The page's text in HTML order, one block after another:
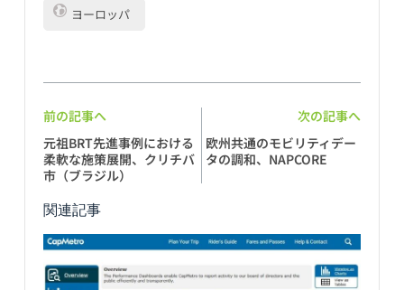
ヨーロッパ
前の記事へ
次の記事へ
元祖BRT先進事例における
柔軟な施策展開、クリチバ
市（ブラジル）
欧州共通のモビリティデー
タの調和、NAPCORE
関連記事